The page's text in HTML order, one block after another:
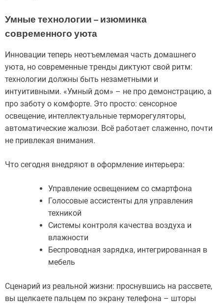
Умные технологии – изюминка
современного уюта
Инновации теперь неотъемлемая часть домашнего
уюта, но современные тренды диктуют свой ритм:
технологии должны быть незаметными и
интуитивными. «Умный дом» – не про демонстрацию, а
про заботу о комфорте. Это просто: сенсорное
освещение, интеллектуальные терморегуляторы,
автоматические жалюзи. Всё работает слаженно, почти
не привлекая внимания.
Что сегодня внедряют в оформление интерьера:
Управление освещением со смартфона
Голосовые ассистенты для управления
техникой
Системы контроля качества воздуха и
влажности
Беспроводная зарядка, интегрированная в
мебель
Сценарий из реальной жизни: проснувшись на рассвете,
вы щелкаете пальцем по экрану телефона – шторы